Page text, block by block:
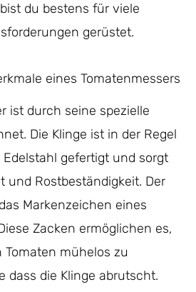
du bestens für viele
gerüstet.
eines Tomatenmessers
ist durch seine spezielle
Die Klinge ist in der Regel
gefertigt und sorgt
und Rostbeständigkeit. Der
Markenzeichen eines
Zacken ermöglichen es,
mühelos zu
dass die Klinge abrutscht.